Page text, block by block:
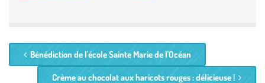
Bénédiction de l'école Sainte Marie de l'Océan
Crème au chocolat aux haricots rouges : délicieuse !